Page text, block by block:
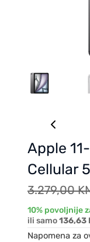
Apple
Cellular
3.279,00
10% povoljnije
ili samo136,63
Napomena za